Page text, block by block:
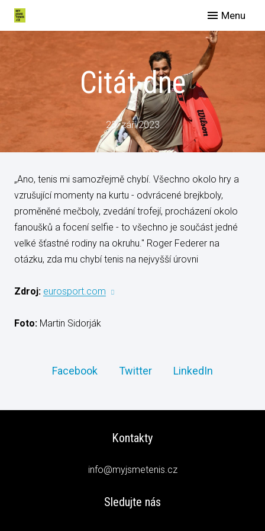
Menu
O nás
Blog
Citát dne
23. září 2023
„Ano, tenis mi samozřejmě chybí. Všechno okolo hry a
vzrušující momenty na kurtu - odvrácené brejkboly,
proměněné mečboly, zvedání trofejí, procházení okolo
fanoušků a focení selfie - to všechno je součást jedné
velké šťastné rodiny na okruhu." Roger Federer na
otázku, zda mu chybí tenis na nejvyšší úrovni
Zdroj: eurosport.com
Foto: Martin Sidorják
Facebook Twitter LinkedIn
Kontakty
info@myjsmetenis.cz
Sledujte nás